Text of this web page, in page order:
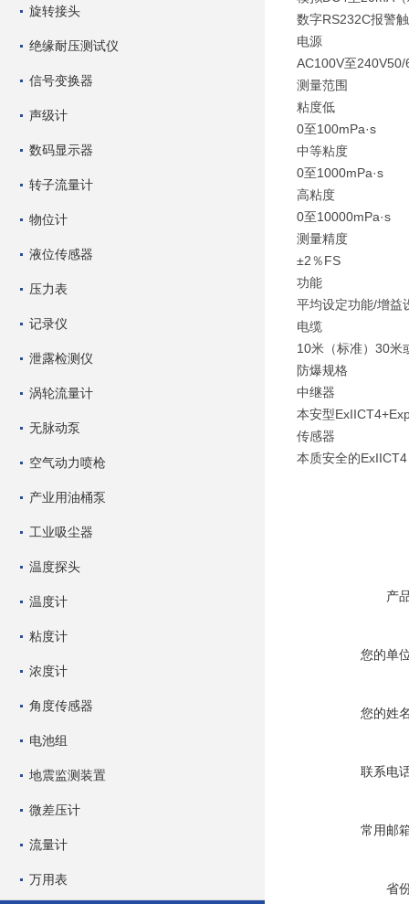
旋转接头
绝缘耐压测试仪
信号变换器
声级计
数码显示器
转子流量计
物位计
液位传感器
压力表
记录仪
泄露检测仪
涡轮流量计
无脉动泵
空气动力喷枪
产业用油桶泵
工业吸尘器
温度探头
温度计
粘度计
浓度计
角度传感器
电池组
地震监测装置
微差压计
流量计
万用表
数字RS232C报警
电源
AC100V至240V50/
测量范围
粘度低
0至100mPa·s
中等粘度
0至1000mPa·s
高粘度
0至10000mPa·s
测量精度
±2％FS
功能
平均设定功能/增益
电缆
10米（标准）30米
防爆规格
中继器
本安型
传感器
本质安全的ExIICT4
产
您的单
您的姓
联系电
常用邮
省